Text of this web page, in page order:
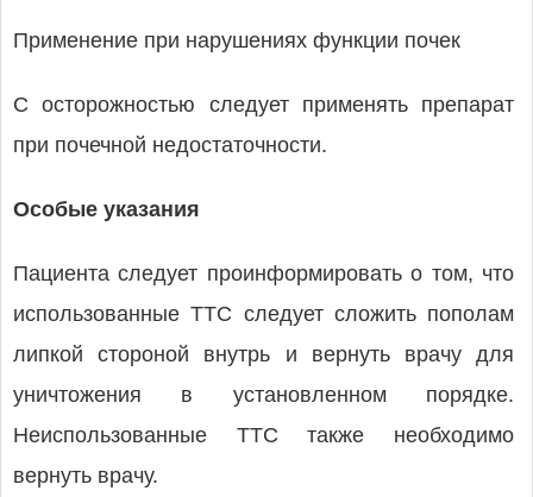
Применение при нарушениях функции почек
С осторожностью следует применять препарат
при почечной недостаточности.
Особые указания
Пациента следует проинформировать о том, что
использованные ТТС следует сложить пополам
липкой стороной внутрь и вернуть врачу для
уничтожения в установленном порядке.
Неиспользованные ТТС также необходимо
вернуть врачу.